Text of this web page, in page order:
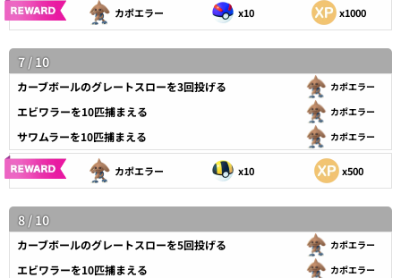
カポエラー x10 x1000
7 / 10
カーブボールのグレートスローを3回投げる カポエラー
エビワラーを10匹捕まえる カポエラー
サワムラーを10匹捕まえる カポエラー
カポエラー x10 x500
8 / 10
カーブボールのグレートスローを5回投げる カポエラー
エビワラーを10匹捕まえる カポエラー